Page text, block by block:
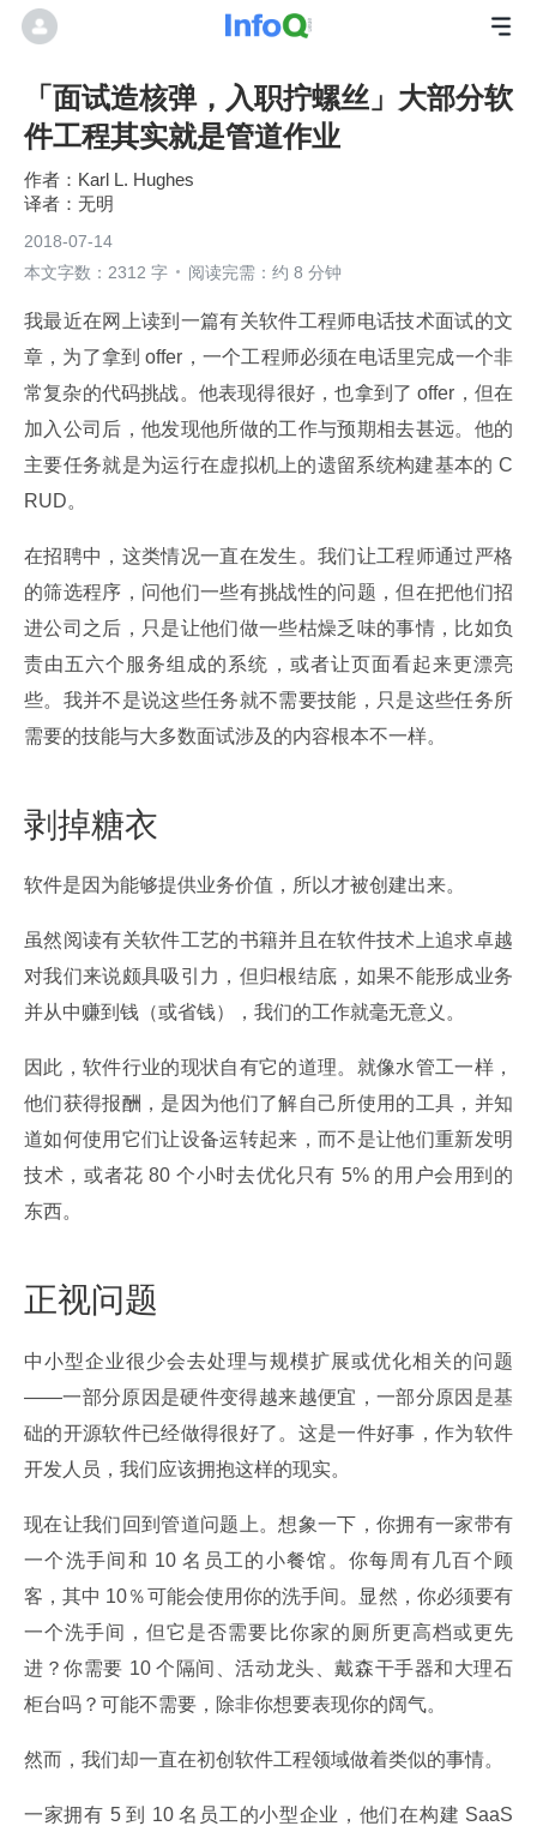
「面试造核弹，入职拧螺丝」大部分软
件工程其实就是管道作业
Karl L. Hughes
无明
2018-07-14
本文字数：2312 字
阅读完需：约 8 分钟
我最近在网上读到一篇有关软件工程师电话技术面试的文
章，为了拿到 offer，一个工程师必须在电话里完成一个非
常复杂的代码挑战。他表现得很好，也拿到了 offer，但在
加入公司后，他发现他所做的工作与预期相去甚远。他的
主要任务就是为运行在虚拟机上的遗留系统构建基本的 C
RUD。
在招聘中，这类情况一直在发生。我们让工程师通过严格
的筛选程序，问他们一些有挑战性的问题，但在把他们招
进公司之后，只是让他们做一些枯燥乏味的事情，比如负
责由五六个服务组成的系统，或者让页面看起来更漂亮
些。我并不是说这些任务就不需要技能，只是这些任务所
需要的技能与大多数面试涉及的内容根本不一样。
剥掉糖衣
软件是因为能够提供业务价值，所以才被创建出来。
虽然阅读有关软件工艺的书籍并且在软件技术上追求卓越
对我们来说颇具吸引力，但归根结底，如果不能形成业务
并从中赚到钱（或省钱），我们的工作就毫无意义。
因此，软件行业的现状自有它的道理。就像水管工一样，
他们获得报酬，是因为他们了解自己所使用的工具，并知
道如何使用它们让设备运转起来，而不是让他们重新发明
技术，或者花 80 个小时去优化只有 5% 的用户会用到的
东西。
正视问题
中小型企业很少会去处理与规模扩展或优化相关的问题
——一部分原因是硬件变得越来越便宜，一部分原因是基
础的开源软件已经做得很好了。这是一件好事，作为软件
开发人员，我们应该拥抱这样的现实。
现在让我们回到管道问题上。想象一下，你拥有一家带有
一个洗手间和 10 名员工的小餐馆。你每周有几百个顾
客，其中 10％可能会使用你的洗手间。显然，你必须要有
一个洗手间，但它是否需要比你家的厕所更高档或更先
进？你需要 10 个隔间、活动龙头、戴森干手器和大理石
柜台吗？可能不需要，除非你想要表现你的阔气。
然而，我们却一直在初创软件工程领域做着类似的事情。
一家拥有 5 到 10 名员工的小型企业，他们在构建 SaaS